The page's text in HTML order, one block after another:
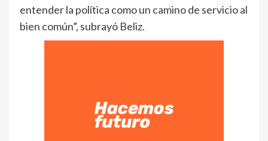
entender la política como un camino de servicio al
bien común”, subrayó Beliz.